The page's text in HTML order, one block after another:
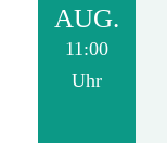
AUG.
11:00
Uhr